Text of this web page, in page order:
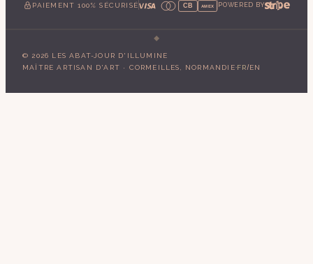
PAIEMENT 100% SÉCURISÉ CB AMEX POWERED BY
© 2026 LES ABAT-JOUR D'ILLUMINE
MAÎTRE ARTISAN D'ART · CORMEILLES, NORMANDIE·FR/EN